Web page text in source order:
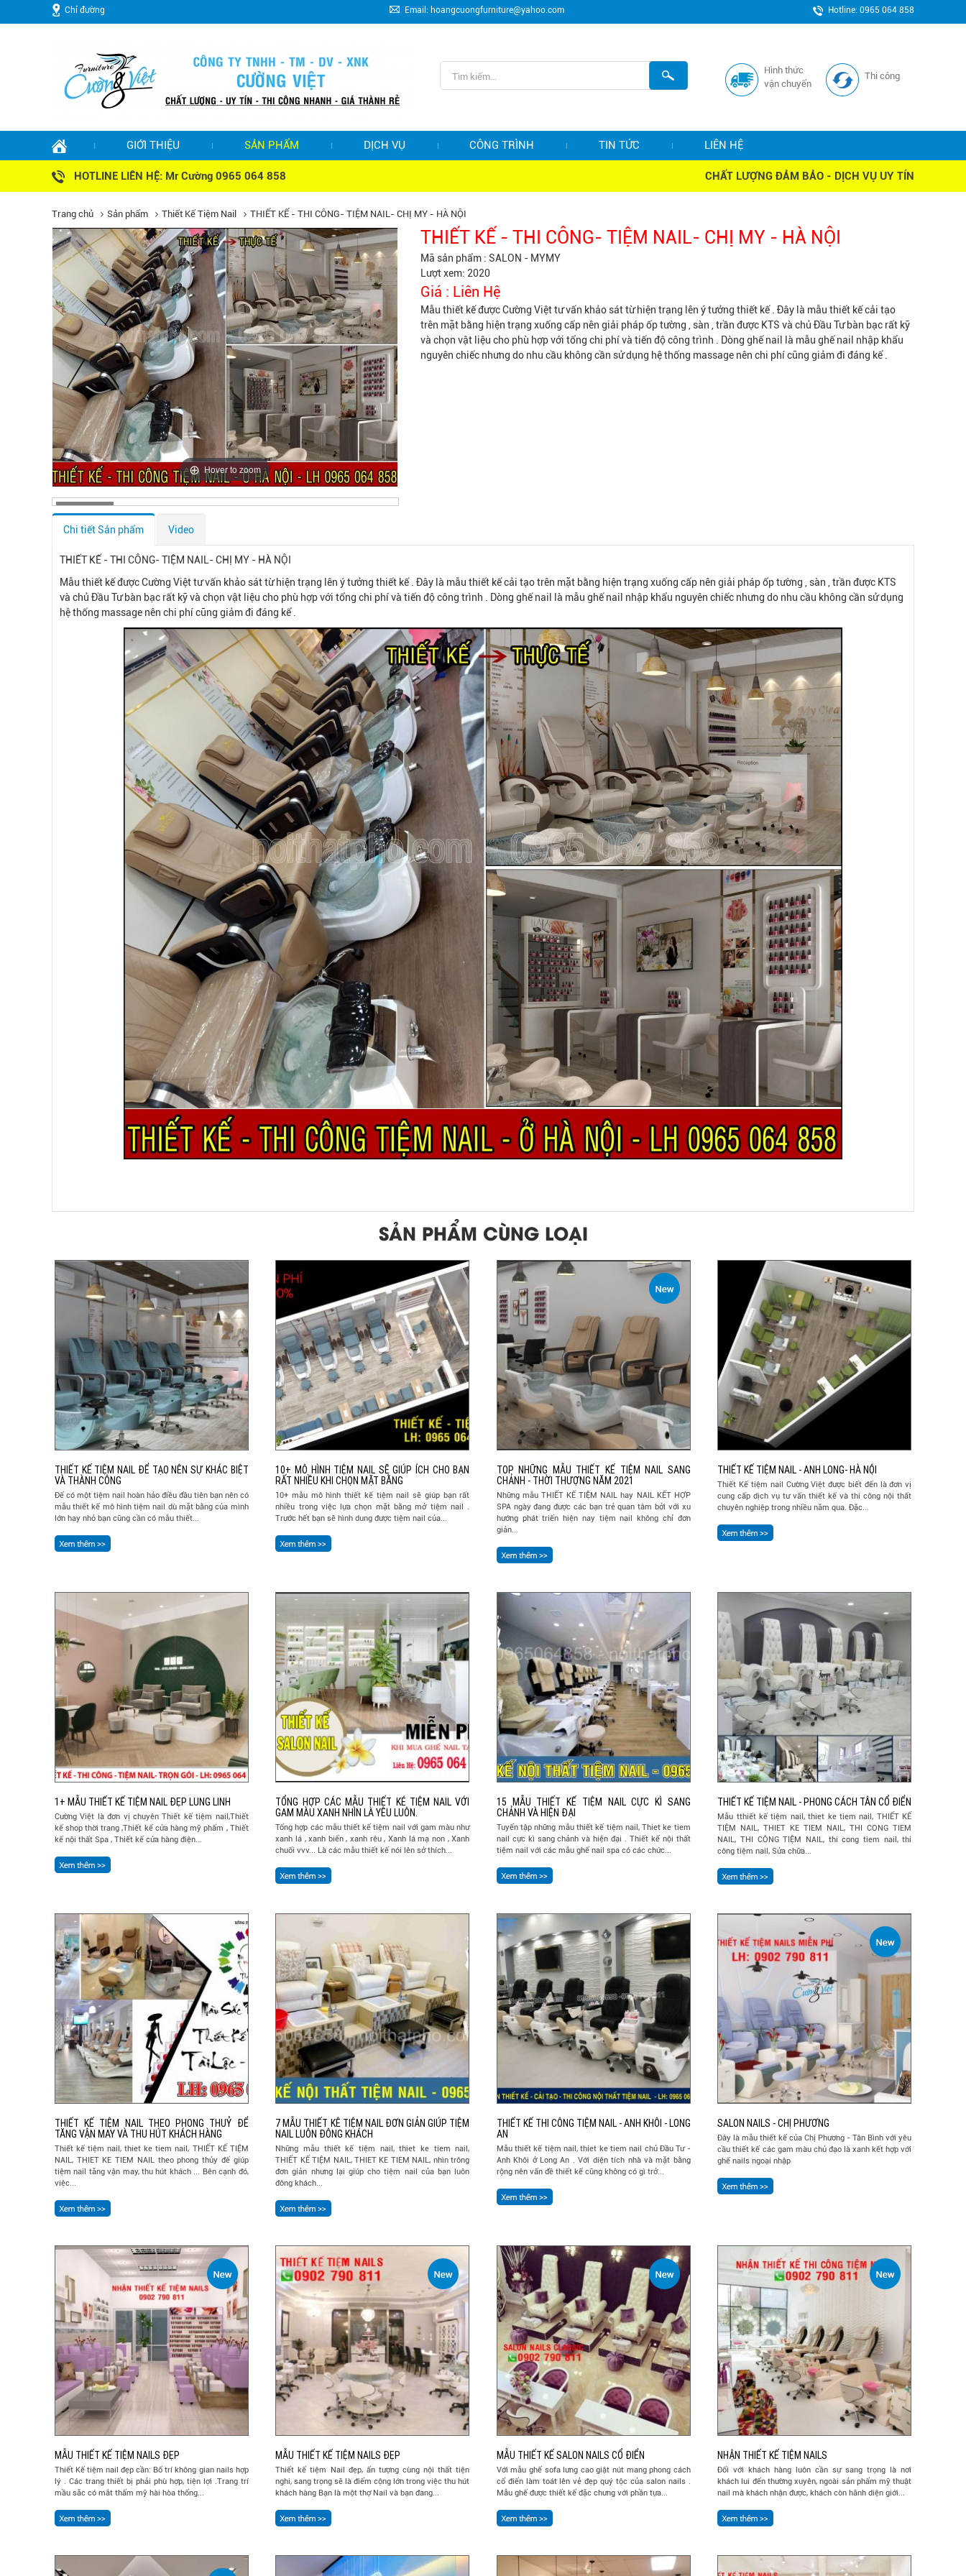
Chỉ đường Email: hoangcuongfurniture@yahoo.com Hotline: 0965 064 858
Hình thức
vận chuyển
Thi công
GIỚI THIỆU SẢN PHẨM DỊCH VỤ CÔNG TRÌNH TIN TỨC LIÊN HỆ
HOTLINE LIÊN HỆ: Mr Cường 0965 064 858 CHẤT LƯỢNG ĐẢM BẢO - DỊCH VỤ UY TÍN
Trang chủ Sản phẩm Thiết Kế Tiệm Nail THIẾT KẾ - THI CÔNG- TIỆM NAIL- CHỊ MY - HÀ NỘI
Hover to zoom
THIẾT KẾ - THI CÔNG- TIỆM NAIL- CHỊ MY - HÀ NỘI
Mã sản phẩm : SALON - MYMY
Lượt xem: 2020
Giá : Liên Hệ
Mẫu thiết kế được Cường Việt tư vấn khảo sát từ hiện trạng lên ý tưởng thiết kế . Đây là mẫu thiết kế cải tạo
trên mặt bằng hiện trạng xuống cấp nên giải pháp ốp tường , sàn , trần được KTS và chủ Đầu Tư bàn bạc rất kỹ
và chọn vật liệu cho phù hợp với tổng chi phí và tiến độ công trình . Dòng ghế nail là mẫu ghế nail nhập khẩu
nguyên chiếc nhưng do nhu cầu không cần sử dụng hệ thống massage nên chi phí cũng giảm đi đáng kể .
Chi tiết Sản phẩm Video
THIẾT KẾ - THI CÔNG- TIỆM NAIL- CHỊ MY - HÀ NỘI
Mẫu thiết kế được Cường Việt tư vấn khảo sát từ hiện trạng lên ý tưởng thiết kế . Đây là mẫu thiết kế cải tạo trên mặt bằng hiện trạng xuống cấp nên giải pháp ốp tường , sàn , trần được KTS
và chủ Đầu Tư bàn bạc rất kỹ và chọn vật liệu cho phù hợp với tổng chi phí và tiến độ công trình . Dòng ghế nail là mẫu ghế nail nhập khẩu nguyên chiếc nhưng do nhu cầu không cần sử dụng
hệ thống massage nên chi phí cũng giảm đi đáng kể .
SẢN PHẨM CÙNG LOẠI
THIẾT KẾ TIỆM NAIL ĐỂ TẠO NÊN SỰ KHÁC BIỆT
VÀ THÀNH CÔNG
Để có một tiệm nail hoàn hảo điều đầu tiên bạn nên có
mẫu thiết kế mô hình tiệm nail dù mặt bằng của mình
lớn hay nhỏ bạn cũng cần có mẫu thiết...
10+ MÔ HÌNH TIỆM NAIL SẼ GIÚP ÍCH CHO BẠN
RẤT NHIỀU KHI CHỌN MẶT BẰNG
10+ mẫu mô hình thiết kế tiệm nail sẽ giúp bạn rất
nhiều trong việc lựa chọn mặt bằng mở tiệm nail .
Trước hết bạn sẽ hình dung được tiệm nail của...
TOP NHỮNG MẪU THIẾT KẾ TIỆM NAIL SANG
CHẢNH - THỜI THƯỢNG NĂM 2021
Những mẫu THIẾT KẾ TIỆM NAIL hay NAIL KẾT HỢP
SPA ngày đang được các bạn trẻ quan tâm bởi với xu
hướng phát triển hiện nay tiệm nail không chỉ đơn
giản...
THIẾT KẾ TIỆM NAIL - ANH LONG- HÀ NỘI
Thiết Kế tiệm nail Cường Việt được biết đến là đơn vị
cung cấp dịch vụ tư vấn thiết kế và thi công nội thất
chuyên nghiệp trong nhiều năm qua. Đặc...
1+ MẪU THIẾT KẾ TIỆM NAIL ĐẸP LUNG LINH
Cường Việt là đơn vị chuyên Thiết kế tiệm nail,Thiết
kế shop thời trang ,Thiết kế cửa hàng mỹ phẩm , Thiết
kế nội thất Spa , Thiết kế cửa hàng điện...
TỔNG HỢP CÁC MẪU THIẾT KÉ TIỆM NAIL VỚI
GAM MÀU XANH NHÌN LÀ YÊU LUÔN.
Tổng hợp các mẫu thiết kế tiệm nail với gam màu như
xanh lá , xanh biển , xanh rêu , Xanh lá mạ non , Xanh
chuối vvv... Là các mẫu thiết kế nói lên sở thích...
15 MẪU THIẾT KẾ TIỆM NAIL CỰC KÌ SANG
CHẢNH VÀ HIỆN ĐẠI
Tuyển tập những mẫu thiết kế tiệm nail, Thiet ke tiem
nail cực kì sang chảnh và hiện đại . Thiết kế nội thất
tiệm nail với các mẫu ghế nail spa có các chức...
THIẾT KẾ TIỆM NAIL - PHONG CÁCH TÂN CỔ ĐIỂN
Mẫu tthiết kế tiệm nail, thiet ke tiem nail, THIẾT KẾ
TIỆM NAIL, THIET KE TIEM NAIL, THI CONG TIEM
NAIL, THI CÔNG TIỆM NAIL, thi cong tiem nail, thi
công tiệm nail, Sửa chữa...
THIẾT KẾ TIỆM NAIL THEO PHONG THUỶ ĐỂ
TĂNG VẬN MAY VÀ THU HÚT KHÁCH HÀNG
Thiết kế tiệm nail, thiet ke tiem nail, THIẾT KẾ TIỆM
NAIL, THIET KE TIEM NAIL theo phong thủy để giúp
tiệm nail tăng vận may, thu hút khách ... Bên cạnh đó,
việc...
7 MẪU THIẾT KÊ TIỆM NAIL ĐƠN GIẢN GIÚP TIỆM
NAIL LUÔN ĐÔNG KHÁCH
Những mẫu thiết kế tiệm nail, thiet ke tiem nail,
THIẾT KẾ TIỆM NAIL, THIET KE TIEM NAIL, nhìn trông
đơn giản nhưng lại giúp cho tiệm nail của bạn luôn
đông khách...
THIẾT KẾ THI CÔNG TIỆM NAIL - ANH KHÔI - LONG
AN
Mẫu thiết kế tiệm nail, thiet ke tiem nail chủ Đầu Tư -
Anh Khôi ở Long An . Với diện tích nhà và mặt bằng
rộng nên vấn đề thiết kế cũng không có gì trở...
SALON NAILS - CHỊ PHƯƠNG
Đây là mẫu thiết kế của Chị Phương - Tân Bình với yêu
cầu thiết kế các gam màu chủ đạo là xanh kết hợp với
ghế nails ngoại nhập
MẪU THIẾT KẾ TIỆM NAILS ĐẸP
Thiết Kế tiệm nail đẹp cần: Bố trí không gian nails hợp
lý . Các trang thiết bị phải phù hợp, tiện lợi .Trang trí
mầu săc có mắt thẩm mỹ hài hòa thống...
MẪU THIẾT KẾ TIỆM NAILS ĐẸP
Thiết kế tiệm Nail đẹp, ấn tượng cùng nội thất tiện
nghi, sang trọng sẽ là điểm cộng lớn trong việc thu hút
khách hàng Bạn là một thợ Nail và bạn đang...
MẪU THIẾT KẾ SALON NAILS CỔ ĐIỂN
Với mẫu ghế sofa lưng cao giật nút mang phong cách
cổ điển làm toát lên vẻ đẹp quý tộc của salon nails .
Mẫu ghế được thiết kế đặc chưng với phần tựa...
NHẬN THIẾT KẾ TIỆM NAILS
Đối với khách hàng luôn cần sự sang trọng là nơi
khách lui đến thường xuyên, ngoài sản phẩm mỹ thuật
nail mà khách nhận được, khách còn hãnh diện giới...